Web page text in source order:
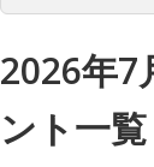
2026年7
ント一覧